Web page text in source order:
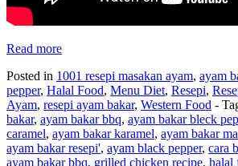
Read more
Posted in 1001 resepi masakan ayam, ayam
pepper, Halal Food, Menu Diet, Resepi,
Ayam, resepi ayam bakar, Western Food -
bakar, ayam bakar bbq, ayam bakar bleck
caramel, ayam bakar karamel, ayam bakar
ayam bakar resepi', ayam black pepper, cara
ayam bakar bbq, grilled chicken recipe, halal